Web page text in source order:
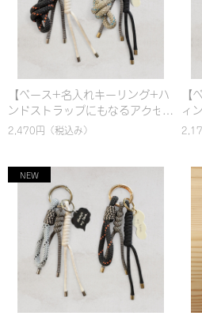
【ベース+名入れキーリング+ハ
ンドストラップにもなるアクセ
ントチャーム(細)】選べるカスタ
パラコード編み｜シンプル｜カ
ラフル｜おしゃれ
2,470円 （税込み）
ィ
ク
プ
｜